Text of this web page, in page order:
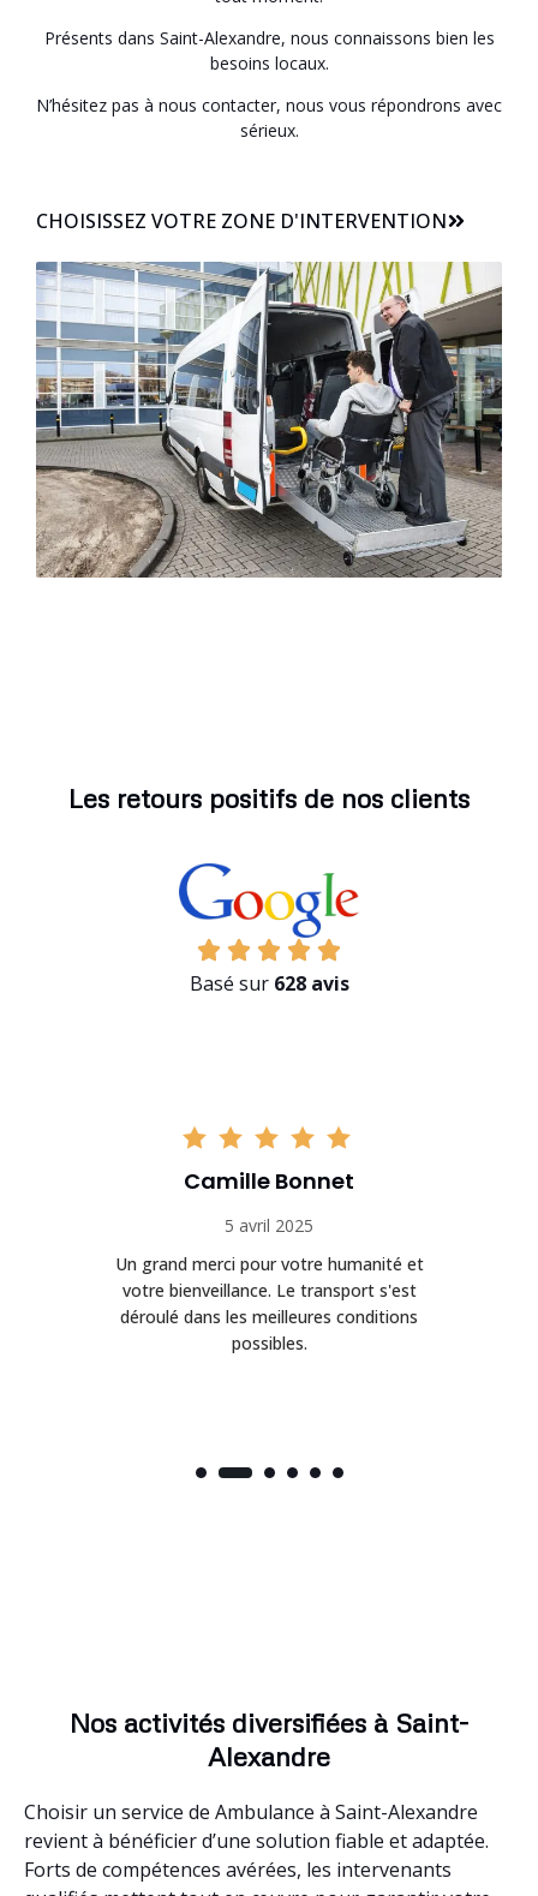
Présents dans Saint-Alexandre, nous connaissons bien les
besoins locaux.
N’hésitez pas à nous contacter, nous vous répondrons avec
sérieux.
CHOISISSEZ VOTRE ZONE D'INTERVENTION
Les retours positifs de nos clients
Basé sur 628 avis
Camille Bonnet
5 avril 2025
Un grand merci pour votre humanité et
votre bienveillance. Le transport s'est
déroulé dans les meilleures conditions
possibles.
Nos activités diversifiées à Saint-
Alexandre
Choisir un service de Ambulance à Saint-Alexandre
revient à bénéficier d’une solution fiable et adaptée.
Forts de compétences avérées, les intervenants